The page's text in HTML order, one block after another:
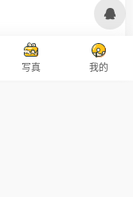
写真 我的
Designed by 设计资源